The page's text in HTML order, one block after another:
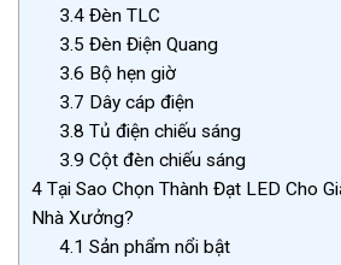
3.4 Đèn TLC
3.5 Đèn Điện Quang
3.6 Bộ hẹn giờ
3.7 Dây cáp điện
3.8 Tủ điện chiếu sáng
3.9 Cột đèn chiếu sáng
4 Tại Sao Chọn Thành Đạt LED Cho
Nhà Xưởng?
4.1 Sản phẩm nổi bật